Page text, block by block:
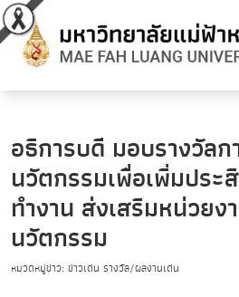
อธิการบดี มอบรางวัล
นวัตกรรมเพื่อเพิ่มประ
ทำงาน ส่งเสริมหน่วยง
นวัตกรรม
หมวดหมู่ข่าว: ข่าวเด่น รางวัล/ผลงานเด่น